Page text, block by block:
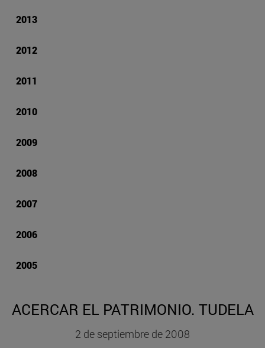
2013
2012
2011
2010
2009
2008
2007
2006
2005
ACERCAR EL PATRIMONIO. TUDELA
2 de septiembre de 2008